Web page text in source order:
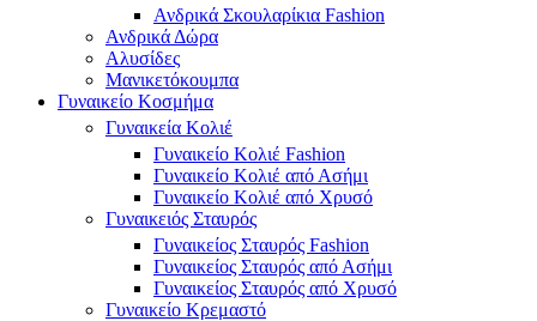
Ανδρικά Σκουλαρίκια Fashion
Ανδρικά Δώρα
Αλυσίδες
Μανικετόκουμπα
Γυναικείο Κοσμήμα
Γυναικεία Κολιέ
Γυναικείο Κολιέ Fashion
Γυναικείο Κολιέ από Ασήμι
Γυναικείο Κολιέ από Χρυσό
Γυναικειός Σταυρός
Γυναικείος Σταυρός Fashion
Γυναικείος Σταυρός από Ασήμι
Γυναικείος Σταυρός από Χρυσό
Γυναικείο Κρεμαστό